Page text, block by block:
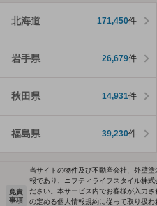
北海道 171,450件
岩手県 26,679件
秋田県 14,931件
福島県 39,230件
免責
事項
当サイトの物件及び不動産会社、外壁
報であり、ニフティライフスタイル株
ださい。本サービス内でお客様が入力
の定める個人情報規約に従って取り扱わ